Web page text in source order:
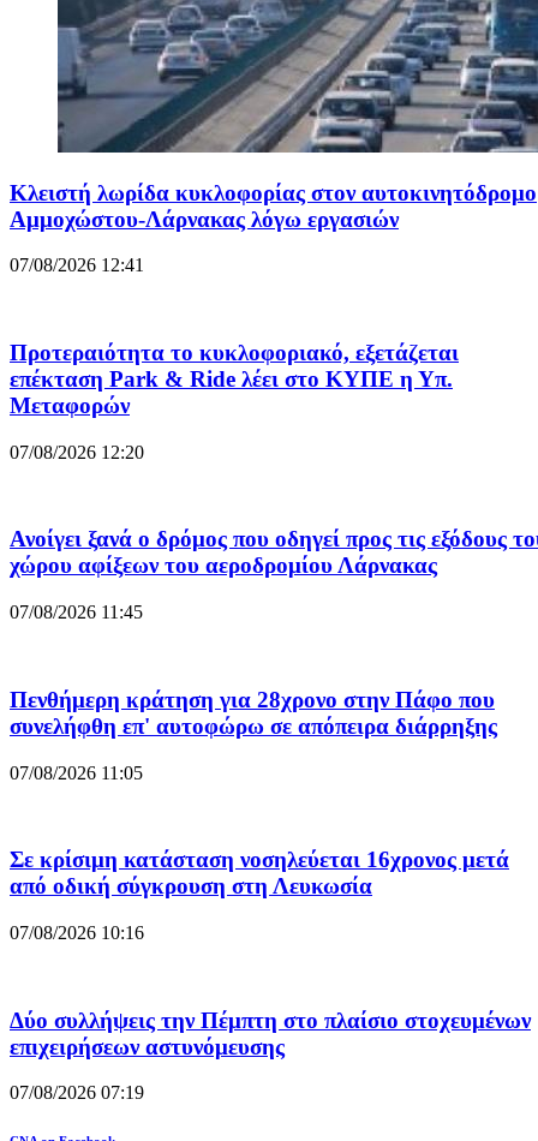
Κλειστή λωρίδα κυκλοφορίας στον αυτοκινητόδρομο
Αμμοχώστου-Λάρνακας λόγω εργασιών
07/08/2026 12:41
Προτεραιότητα το κυκλοφοριακό, εξετάζεται
επέκταση Park & Ride λέει στο ΚΥΠΕ η Υπ.
Μεταφορών
07/08/2026 12:20
Ανοίγει ξανά ο δρόμος που οδηγεί προς τις εξόδους
χώρου αφίξεων του αεροδρομίου Λάρνακας
07/08/2026 11:45
Πενθήμερη κράτηση για 28χρονο στην Πάφο που
συνελήφθη επ' αυτοφώρω σε απόπειρα διάρρηξης
07/08/2026 11:05
Σε κρίσιμη κατάσταση νοσηλεύεται 16χρονος μετά
από οδική σύγκρουση στη Λευκωσία
07/08/2026 10:16
Δύο συλλήψεις την Πέμπτη στο πλαίσιο στοχευμένων
επιχειρήσεων αστυνόμευσης
07/08/2026 07:19